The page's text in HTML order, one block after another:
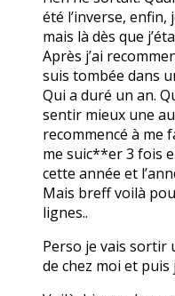
été l’inverse,
mais là dès que
Après j’ai
suis tombée dans
Qui a duré un an.
sentir mieux une
recommencé à me
me suic**er 3 fois
cette année et
Mais breff voilà
lignes..
Perso je vais sortir
de chez moi et puis